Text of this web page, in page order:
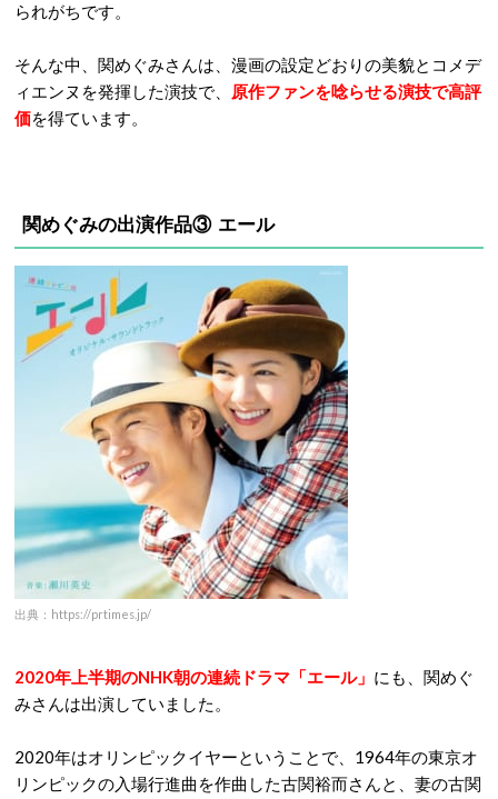
られがちです。
そんな中、関めぐみさんは、漫画の設定どおりの美貌とコメデ
ィエンヌを発揮した演技で、
原作ファンを唸らせる演技で高評
価を得ています。
関めぐみの出演作品③ エール
出典：https://prtimes.jp/
2020年上半期のNHK朝の連続ドラマ「エール」 にも、関めぐ
みさんは出演していました。
2020年はオリンピックイヤーということで、1964年の東京オ
リンピックの入場行進曲を作曲した古関裕而さんと、妻の古関